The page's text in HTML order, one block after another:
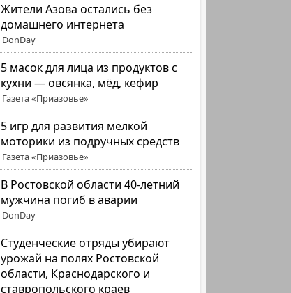
Жители Азова остались без
домашнего интернета
DonDay
5 масок для лица из продуктов с
кухни — овсянка, мёд, кефир
Газета «Приазовье»
5 игр для развития мелкой
моторики из подручных средств
Газета «Приазовье»
В Ростовской области 40-летний
мужчина погиб в аварии
DonDay
Студенческие отряды убирают
урожай на полях Ростовской
области, Краснодарского и
ставропольского краев